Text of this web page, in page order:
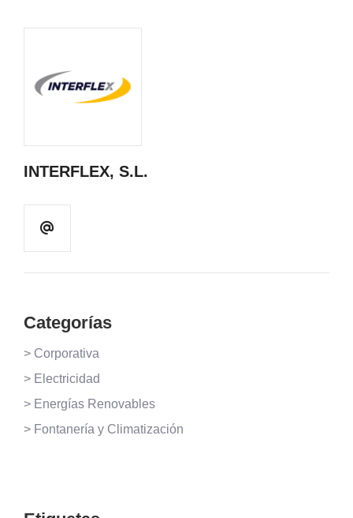
INTERFLEX, S.L.
Categorías
> Corporativa
> Electricidad
> Energías Renovables
> Fontanería y Climatización